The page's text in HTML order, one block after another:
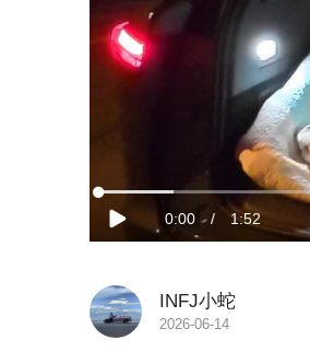
放
当
时
0:00 / 时
1:52
加
完
成:
INFJ小蛇
2026-06-14